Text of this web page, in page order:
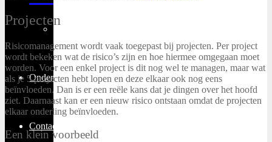
Ondernemen
Contact
Projecten
Risicomanagement wordt vaak toegepast bij projecten. Per project
wordt bekeken wat de risico’s zijn en hoe hiermee omgegaan moet
worden. Voor een enkel project is dit nog wel te managen, maar wat
als je 5 projecten hebt lopen en deze elkaar ook nog eens
beïnvloeden. Dan is er een reële kans dat je dingen over het hoofd
ziet. Daarnaast kan er een nieuw risico ontstaan omdat de projecten
elkaar onderling beïnvloeden.
Een klein voorbeeld